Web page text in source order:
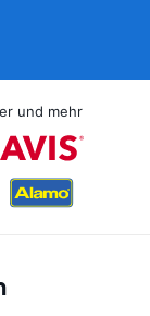
und mehr